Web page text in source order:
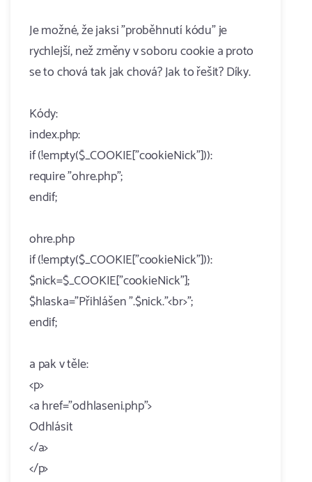
Je možné, že jaksi "proběhnutí kódu" je
rychlejší, než změny v soboru cookie a proto
se to chová tak jak chová? Jak to řešit? Díky.
Kódy:
index.php:
if (!empty($_COOKIE["cookieNick"])):
require "ohre.php";
endif;
ohre.php
if (!empty($_COOKIE["cookieNick"])):
$nick=$_COOKIE["cookieNick"];
$hlaska="Přihlášen ".$nick."<br>";
endif;
a pak v těle:
<p>
<a href="odhlaseni.php">
Odhlásit
</a>
</p>